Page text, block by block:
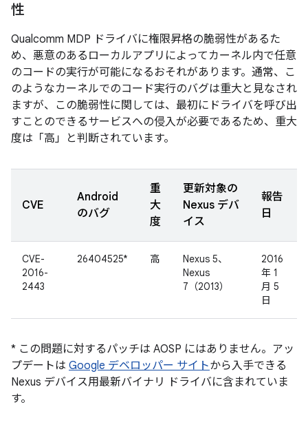
性
Qualcomm MDP ドライバに権限昇格の脆弱性があるた
め、悪意のあるローカルアプリによってカーネル内で任意
のコードの実行が可能になるおそれがあります。通常、こ
のようなカーネルでのコード実行のバグは重大と見なされ
ますが、この脆弱性に関しては、最初にドライバを呼び出
すことのできるサービスへの侵入が必要であるため、重大
度は「高」と判断されています。
CVE
Android
のバグ
重
大
度
更新対象の
Nexus デバ
イス
報告
日
CVE-
2016-
2443
26404525* 高
Nexus 5、
Nexus
7（2013）
2016
年 1
月 5
日
* この問題に対するパッチは AOSP にはありません。アッ
プデートは Google デベロッパー サイトから入手できる
Nexus デバイス用最新バイナリ ドライバに含まれていま
す。